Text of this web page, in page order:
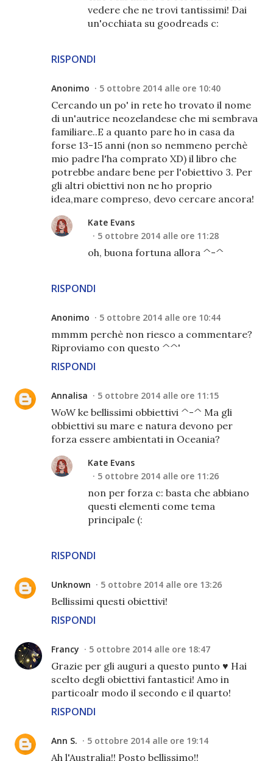
RISPONDI
vedere che ne trovi tantissimi! Dai
un'occhiata su goodreads c:
Anonimo 5 ottobre 2014 alle ore 10:40
Cercando un po' in rete ho trovato il nome
di un'autrice neozelandese che mi sembrava
familiare..E a quanto pare ho in casa da
forse 13-15 anni (non so nemmeno perchè
mio padre l'ha comprato XD) il libro che
potrebbe andare bene per l'obiettivo 3. Per
gli altri obiettivi non ne ho proprio
idea,mare compreso, devo cercare ancora!
RISPONDI
Kate Evans
5 ottobre 2014 alle ore 11:28
oh, buona fortuna allora ^-^
Anonimo 5 ottobre 2014 alle ore 10:44
mmmm perchè non riesco a commentare?
Riproviamo con questo ^^'
RISPONDI
Annalisa 5 ottobre 2014 alle ore 11:15
WoW ke bellissimi obbiettivi ^-^ Ma gli
obbiettivi su mare e natura devono per
forza essere ambientati in Oceania?
RISPONDI
Kate Evans
5 ottobre 2014 alle ore 11:26
non per forza c: basta che abbiano
questi elementi come tema
principale (:
Unknown 5 ottobre 2014 alle ore 13:26
Bellissimi questi obiettivi!
RISPONDI
Francy 5 ottobre 2014 alle ore 18:47
Grazie per gli auguri a questo punto ♥ Hai
scelto degli obiettivi fantastici! Amo in
particoalr modo il secondo e il quarto!
RISPONDI
Ann S. 5 ottobre 2014 alle ore 19:14
Ah l'Australia!! Posto bellissimo!!